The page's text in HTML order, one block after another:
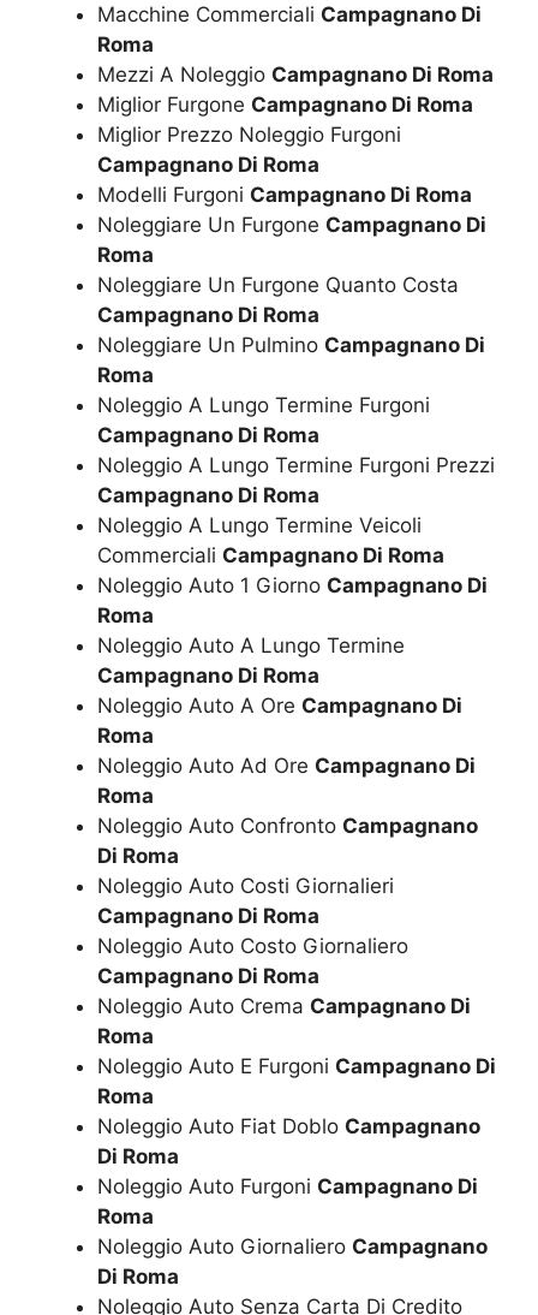
Macchine Commerciali Campagnano Di
Roma
Mezzi A Noleggio Campagnano Di Roma
Miglior Furgone Campagnano Di Roma
Miglior Prezzo Noleggio Furgoni
Campagnano Di Roma
Modelli Furgoni Campagnano Di Roma
Noleggiare Un Furgone Campagnano Di
Roma
Noleggiare Un Furgone Quanto Costa
Campagnano Di Roma
Noleggiare Un Pulmino Campagnano Di
Roma
Noleggio A Lungo Termine Furgoni
Campagnano Di Roma
Noleggio A Lungo Termine Furgoni Prezzi
Campagnano Di Roma
Noleggio A Lungo Termine Veicoli
Commerciali Campagnano Di Roma
Noleggio Auto 1 Giorno Campagnano Di
Roma
Noleggio Auto A Lungo Termine
Campagnano Di Roma
Noleggio Auto A Ore Campagnano Di
Roma
Noleggio Auto Ad Ore Campagnano Di
Roma
Noleggio Auto Confronto Campagnano
Di Roma
Noleggio Auto Costi Giornalieri
Campagnano Di Roma
Noleggio Auto Costo Giornaliero
Campagnano Di Roma
Noleggio Auto Crema Campagnano Di
Roma
Noleggio Auto E Furgoni Campagnano Di
Roma
Noleggio Auto Fiat Doblo Campagnano
Di Roma
Noleggio Auto Furgoni Campagnano Di
Roma
Noleggio Auto Giornaliero Campagnano
Di Roma
Noleggio Auto Senza Carta Di Credito